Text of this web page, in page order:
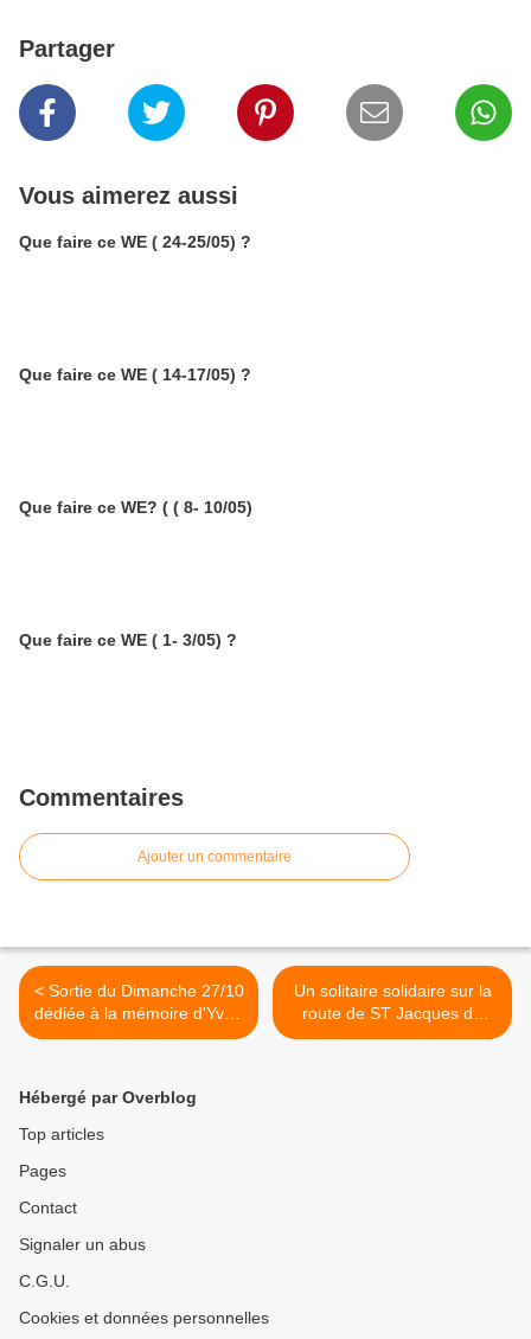
Partager
Vous aimerez aussi
Que faire ce WE ( 24-25/05) ?
Que faire ce WE ( 14-17/05) ?
Que faire ce WE? ( ( 8- 10/05)
Que faire ce WE ( 1- 3/05) ?
Commentaires
Ajouter un commentaire
< Sortie du Dimanche 27/10
dédiée à la mémoire d'Yvon
Josse.
Un solitaire solidaire sur la
route de ST Jacques de
Compostelle. >
Hébergé par Overblog
Top articles
Pages
Contact
Signaler un abus
C.G.U.
Cookies et données personnelles